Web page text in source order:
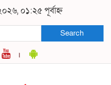
০১:২৫ পূর্বাহ্ন
Search